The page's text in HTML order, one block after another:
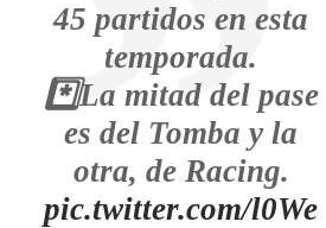
45 partidos en esta
temporada.
*️⃣La mitad del pase
es del Tomba y la
otra, de Racing.
pic.twitter.com/l0We